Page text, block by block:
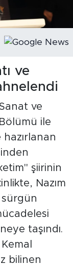
ve
ve
ile
şiirinin
Nazım
sürgün
taşındı.
bilinen